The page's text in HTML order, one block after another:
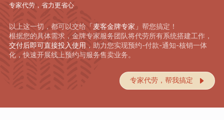
专家代劳，省力更省心
以上这一切，都可以交给「麦客金牌专家」 帮您搞定！
根据您的具体需求，金牌专家服务团队将代劳所有系统搭建工作，
交付后即可直接投入使用 ，助力您实现预约-付款-通知-核销一体
化，快速开展线上预约与服务售卖业务。
专家代劳，帮我搞定 